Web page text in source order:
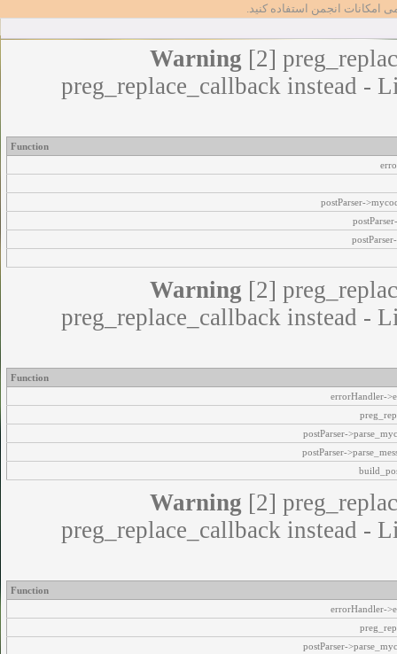
امکانات انجمن استفاده کنید.
Warning [2]
preg_replace_callback instead -
Function
postParser-
Warning [2]
preg_replace_callback instead -
Function
errorHandler-
postParser-
postParser-
Warning [2]
preg_replace_callback instead -
Function
errorHandler-
postParser-